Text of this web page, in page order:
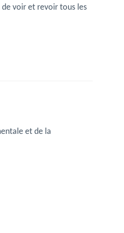
de voir et revoir tous les
et de la